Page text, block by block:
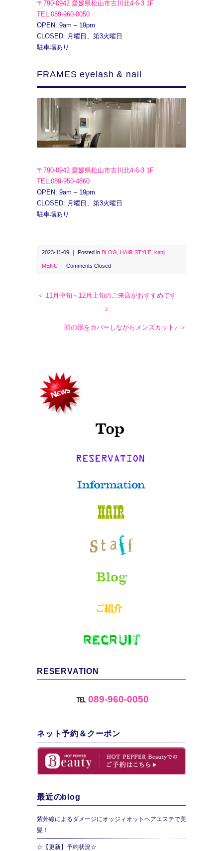
〒790-0942 愛媛県松山市古川北4-6-3 1F
TEL.089-960-0050
OPEN: 9am – 19pm
CLOSED: 月曜日、第3火曜日
駐車場あり
FRAMES eyelash & nail
〒790-0942 愛媛県松山市古川北4-6-3 1F
TEL.089-950-4860
OPEN: 9am – 19pm
CLOSED: 月曜日、第3火曜日
駐車場あり
2023-11-09 ｜ Posted in BLOG HAIR STYLE kenji
MENU Comments Closed
＜ 11月中旬～12月上旬のご来店がおすすめです
♪
頭の形をカバーしながらメンズカット♪ ＞
RESERVATION
℡ 089-960-0050
ネット予約＆クーポン
最近のblog
紫外線によるダメージにオッジィオットヘアエステで美
髪！
☆【更新】予約状況☆